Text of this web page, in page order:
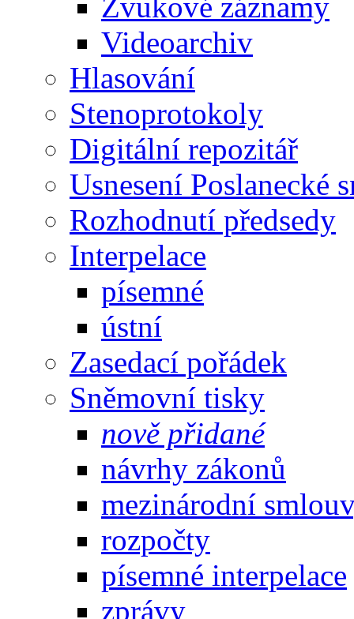
Videoarchiv
Hlasování
Stenoprotokoly
Digitální repozitář
Usnesení Poslanecké
Rozhodnutí předsedy
Interpelace
písemné
ústní
Zasedací pořádek
Sněmovní tisky
nově přidané
návrhy zákonů
mezinárodní
rozpočty
písemné interpelace
zprávy